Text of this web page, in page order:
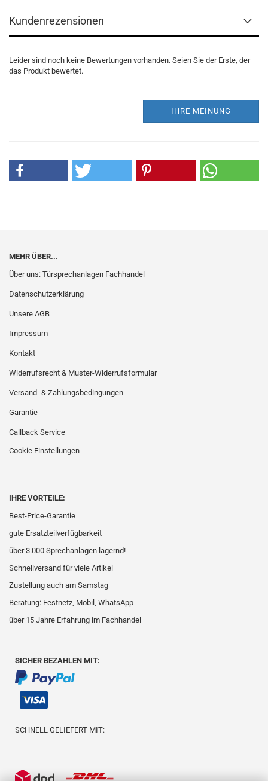
Kundenrezensionen
Leider sind noch keine Bewertungen vorhanden. Seien Sie der Erste, der
das Produkt bewertet.
IHRE MEINUNG
MEHR ÜBER...
Über uns: Türsprechanlagen Fachhandel
Datenschutzerklärung
Unsere AGB
Impressum
Kontakt
Widerrufsrecht & Muster-Widerrufsformular
Versand- & Zahlungsbedingungen
Garantie
Callback Service
Cookie Einstellungen
IHRE VORTEILE:
Best-Price-Garantie
gute Ersatzteilverfügbarkeit
über 3.000 Sprechanlagen lagernd!
Schnellversand für viele Artikel
Zustellung auch am Samstag
Beratung: Festnetz, Mobil, WhatsApp
über 15 Jahre Erfahrung im Fachhandel
SICHER BEZAHLEN MIT:
SCHNELL GELIEFERT MIT: